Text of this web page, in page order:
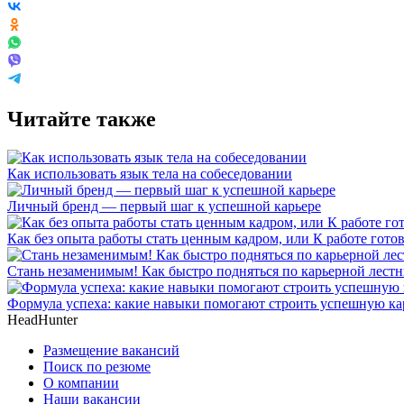
Читайте также
Как использовать язык тела на собеседовании
Личный бренд — первый шаг к успешной карьере
Как без опыта работы стать ценным кадром, или К работе
Стань незаменимым! Как быстро подняться по карьерной
Формула успеха: какие навыки помогают строить успешную
HeadHunter
Размещение вакансий
Поиск по резюме
О компании
Наши вакансии